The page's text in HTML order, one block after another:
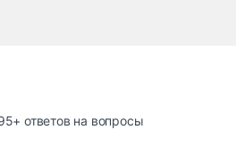
ответов на вопросы